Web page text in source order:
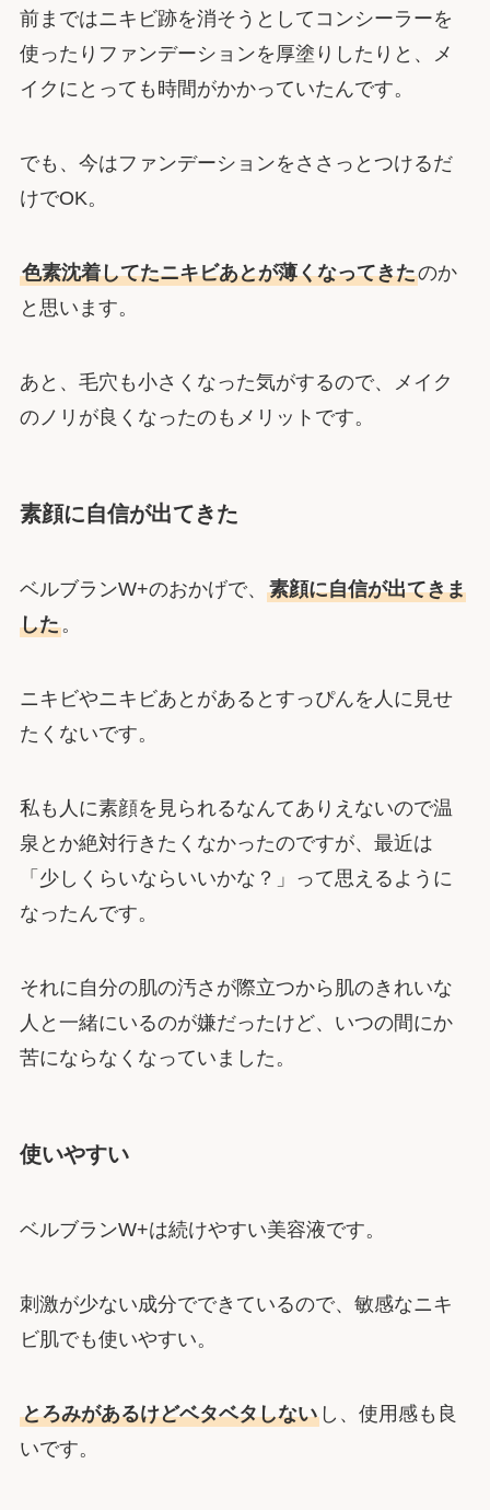
前まではニキビ跡を消そうとしてコンシーラーを
使ったりファンデーションを厚塗りしたりと、メ
イクにとっても時間がかかっていたんです。
でも、今はファンデーションをささっとつけるだ
けでOK。
色素沈着してたニキビあとが薄くなってきたのか
と思います。
あと、毛穴も小さくなった気がするので、メイク
のノリが良くなったのもメリットです。
素顔に自信が出てきた
ベルブランW+のおかげで、 素顔に自信が出てきま
した。
ニキビやニキビあとがあるとすっぴんを人に見せ
たくないです。
私も人に素顔を見られるなんてありえないので温
泉とか絶対行きたくなかったのですが、最近は
「少しくらいならいいかな？」って思えるように
なったんです。
それに自分の肌の汚さが際立つから肌のきれいな
人と一緒にいるのが嫌だったけど、いつの間にか
苦にならなくなっていました。
使いやすい
ベルブランW+は続けやすい美容液です。
刺激が少ない成分でできているので、敏感なニキ
ビ肌でも使いやすい。
とろみがあるけどベタベタしないし、使用感も良
いです。